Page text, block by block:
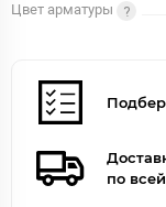
Цвет арматуры
по